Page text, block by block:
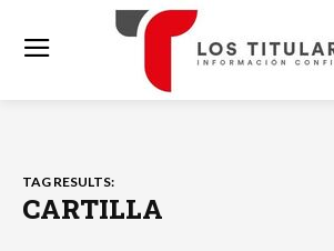
TAG RESULTS:
CARTILLA